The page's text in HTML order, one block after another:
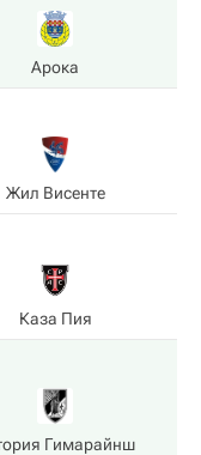
Арока
Жил Висенте
Каза Пия
Гимарайнш